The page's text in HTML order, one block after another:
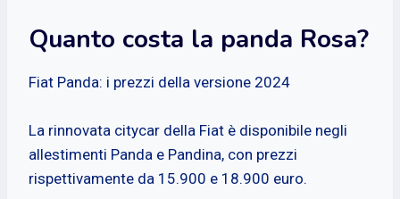
Quanto costa la panda Rosa?
Fiat Panda: i prezzi della versione 2024
La rinnovata citycar della Fiat è disponibile negli
allestimenti Panda e Pandina, con prezzi
rispettivamente da 15.900 e 18.900 euro.